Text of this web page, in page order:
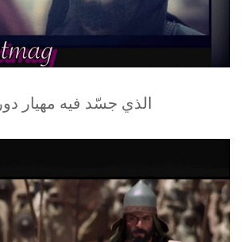
الذي جسّد فيه مهيار